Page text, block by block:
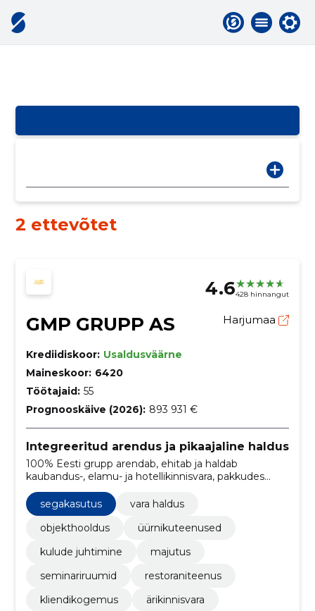
2 ettevõtet
4.6428 hinnangut
GMP GRUPP AS Harjumaa
Krediidiskoor: Usaldusväärne
Maineskoor: 6420
Töötajaid: 55
Prognooskäive (2026): 893 931 €
Integreeritud arendus ja pikaajaline haldus
100% Eesti grupp arendab, ehitab ja haldab
kaubandus-, elamu- ja hotellikinnisvara, pakkudes
usaldusväärset projektijuhtimist ja pikaajalist
varahaldust regionaalsetes turgudes.
segakasutus
vara haldus
objekthooldus
üürnikuteenused
kulude juhtimine
majutus
seminariruumid
restoraniteenus
kliendikogemus
ärikinnisvara